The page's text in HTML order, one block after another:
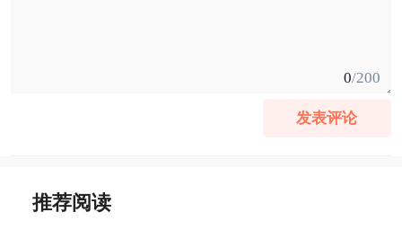
0/200
发表评论
推荐阅读